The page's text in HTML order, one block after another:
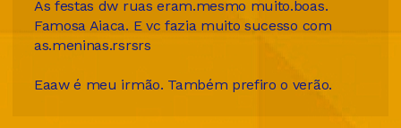
As festas dw ruas eram.mesmo muito.boas.
Famosa Aiaca. E vc fazia muito sucesso com
as.meninas.rsrsrs
Eaaw é meu irmão. Também prefiro o verão.